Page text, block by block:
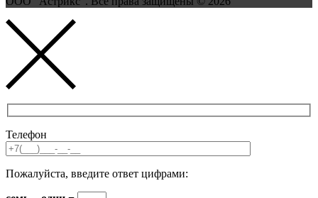
Телефон
Пожалуйста, введите ответ цифрами: